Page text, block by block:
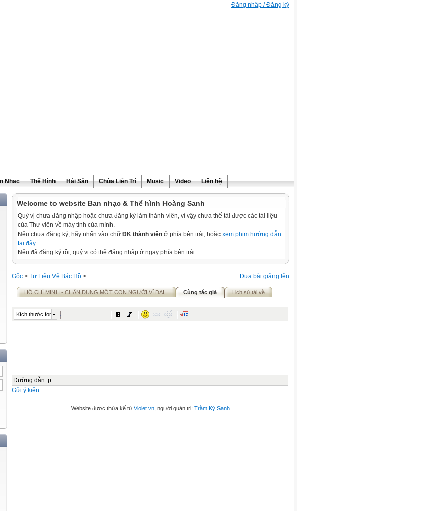
Đăng nhập / Đăng ký
Nhac Thể Hình Hải Sản Chùa Liên Trì Music Video Liên hệ
Welcome to website Ban nhạc & Thể hình Hoàng Sanh
Quý vị chưa đăng nhập hoặc chưa đăng ký làm thành viên, vì vậy chưa thể tải được các tài liệu
của Thư viện về máy tính của mình.
Nếu chưa đăng ký, hãy nhấn vào chữ ĐK thành viên ở phía bên trái, hoặc xem phim hướng dẫn
tại đây
Nếu đã đăng ký rồi, quý vị có thể đăng nhập ở ngay phía bên trái.
Đưa bài giảng lên
Gốc > Tư Liệu Về Bác Hồ >
HỒ CHÍ MINH - CHÂN DUNG MỘT CON NGƯỜI VĨ ĐẠI Cùng tác giả Lịch sử tải về
Kích thước font
Đường dẫn: p
Gửi ý kiến
Website được thừa kế từ Violet.vn , người quản trị: Trầm Kỳ Sanh